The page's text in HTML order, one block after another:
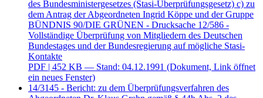
des Bundesministergesetzes (Stasi-Überprüfungsgesetz) c) zu
dem Antrag der Abgeordneten Ingrid Köppe und der Gruppe
BÜNDNIS 90/DIE GRÜNEN - Drucksache 12/586 -
Vollständige Überprüfung von Mitgliedern des Deutschen
Bundestages und der Bundesregierung auf mögliche Stasi-
Kontakte
PDF | 452 KB — Stand: 04.12.1991 (Dokument, Link öffnet
ein neues Fenster)
14/3145 - Bericht: zu dem Überprüfungsverfahren des